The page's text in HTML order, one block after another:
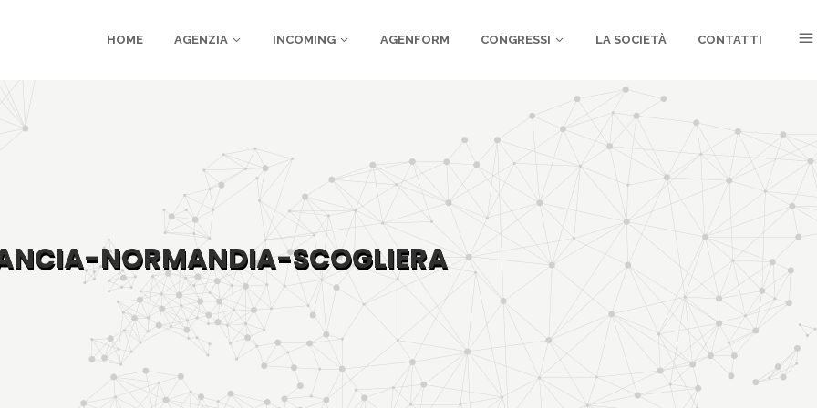
HOME AGENZIA INCOMING AGENFORM CONGRESSI LA SOCIETÀ CONTATTI
NORMANDIA-SCOGLIERA